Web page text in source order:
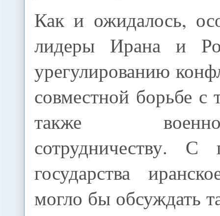
Как и ожидалось,
лидеры Ирана и
урегулированию
совместной борьбе с
также военно-
сотрудничеству. С
государства
могло бы обсуждать